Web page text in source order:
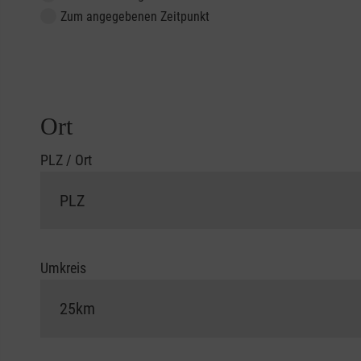
Zum angegebenen Zeitpunkt
Ort
PLZ / Ort
Umkreis